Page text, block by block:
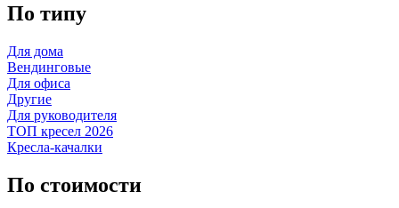
По типу
Для дома
Вендинговые
Для офиса
Другие
Для руководителя
ТОП кресел 2026
Кресла-качалки
По стоимости